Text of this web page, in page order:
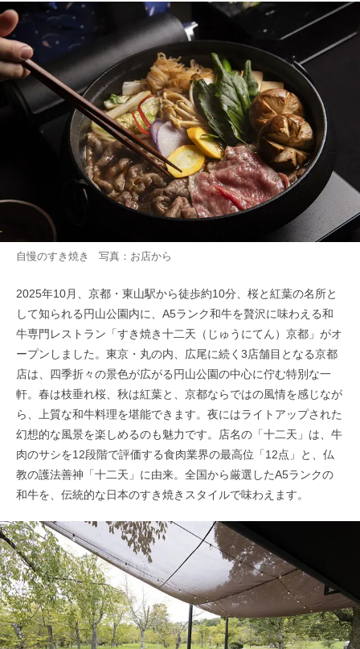
自慢のすき焼き 写真：お店から
2025年10月、京都・東山駅から徒歩約10分、桜と紅葉の名所と
して知られる円山公園内に、A5ランク和牛を贅沢に味わえる和
牛専門レストラン「すき焼き十二天（じゅうにてん）京都」がオ
ープンしました。東京・丸の内、広尾に続く3店舗目となる京都
店は、四季折々の景色が広がる円山公園の中心に佇む特別な一
軒。春は枝垂れ桜、秋は紅葉と、京都ならではの風情を感じなが
ら、上質な和牛料理を堪能できます。夜にはライトアップされた
幻想的な風景を楽しめるのも魅力です。店名の「十二天」は、牛
肉のサシを12段階で評価する食肉業界の最高位「12点」と、仏
教の護法善神「十二天」に由来。全国から厳選したA5ランクの
和牛を、伝統的な日本のすき焼きスタイルで味わえます。